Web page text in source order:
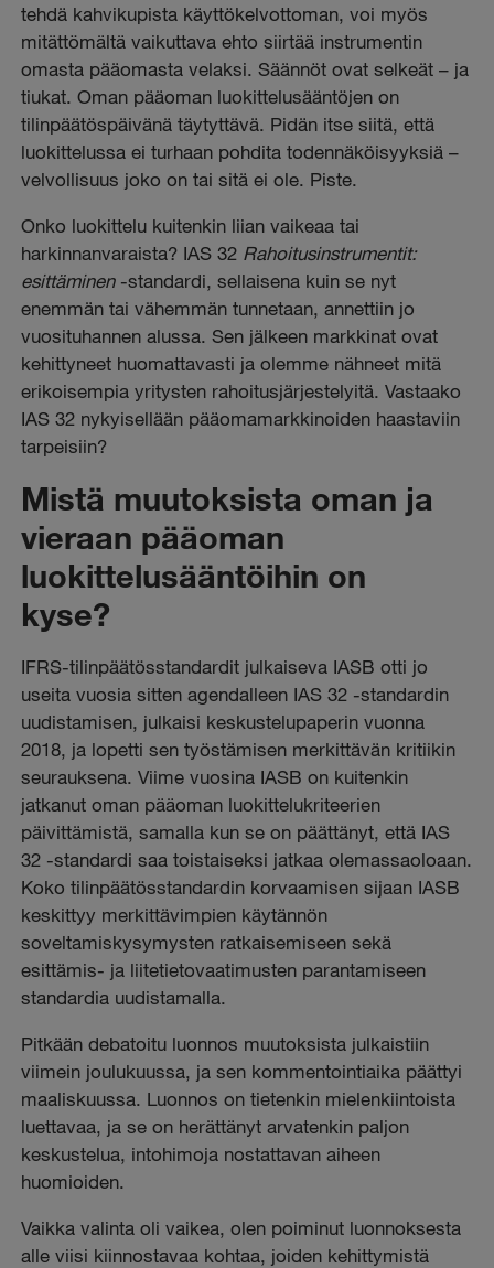
tehdä kahvikupista käyttökelvottoman, voi myös
mitättömältä vaikuttava ehto siirtää instrumentin
omasta pääomasta velaksi. Säännöt ovat selkeät – ja
tiukat. Oman pääoman luokittelusääntöjen on
tilinpäätöspäivänä täytyttävä. Pidän itse siitä, että
luokittelussa ei turhaan pohdita todennäköisyyksiä –
velvollisuus joko on tai sitä ei ole. Piste.
Onko luokittelu kuitenkin liian vaikeaa tai
harkinnanvaraista? IAS 32 Rahoitusinstrumentit:
esittäminen -standardi, sellaisena kuin se nyt
enemmän tai vähemmän tunnetaan, annettiin jo
vuosituhannen alussa. Sen jälkeen markkinat ovat
kehittyneet huomattavasti ja olemme nähneet mitä
erikoisempia yritysten rahoitusjärjestelyitä. Vastaako
IAS 32 nykyisellään pääomamarkkinoiden haastaviin
tarpeisiin?
Mistä muutoksista oman ja
vieraan pääoman
luokittelusääntöihin on
kyse?
IFRS-tilinpäätösstandardit julkaiseva IASB otti jo
useita vuosia sitten agendalleen IAS 32 -standardin
uudistamisen, julkaisi keskustelupaperin vuonna
2018, ja lopetti sen työstämisen merkittävän kritiikin
seurauksena. Viime vuosina IASB on kuitenkin
jatkanut oman pääoman luokittelukriteerien
päivittämistä, samalla kun se on päättänyt, että IAS
32 -standardi saa toistaiseksi jatkaa olemassaoloaan.
Koko tilinpäätösstandardin korvaamisen sijaan IASB
keskittyy merkittävimpien käytännön
soveltamiskysymysten ratkaisemiseen sekä
esittämis- ja liitetietovaatimusten parantamiseen
standardia uudistamalla.
Pitkään debatoitu luonnos muutoksista julkaistiin
viimein joulukuussa, ja sen kommentointiaika päättyi
maaliskuussa. Luonnos on tietenkin mielenkiintoista
luettavaa, ja se on herättänyt arvatenkin paljon
keskustelua, intohimoja nostattavan aiheen
huomioiden.
Vaikka valinta oli vaikea, olen poiminut luonnoksesta
alle viisi kiinnostavaa kohtaa, joiden kehittymistä